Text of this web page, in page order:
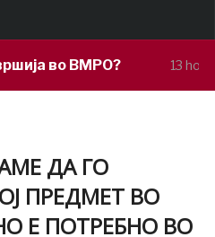
13 hours ago Под
ДА ГО
ПРЕДМЕТ ВО
Е ПОТРЕБНО ВО